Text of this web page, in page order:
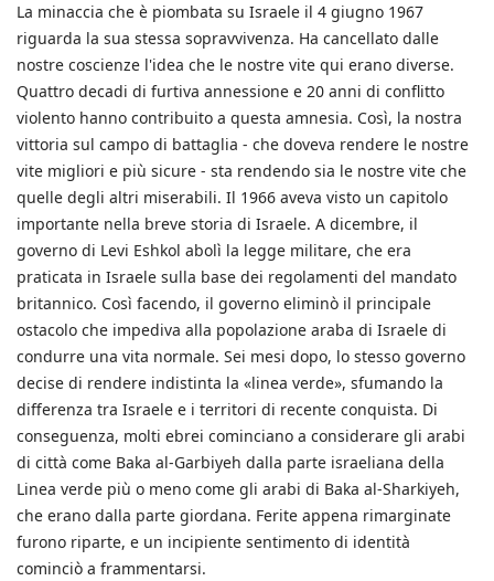
La minaccia che è piombata su Israele il 4 giugno 1967
riguarda la sua stessa sopravvivenza. Ha cancellato dalle
nostre coscienze l'idea che le nostre vite qui erano diverse.
Quattro decadi di furtiva annessione e 20 anni di conflitto
violento hanno contribuito a questa amnesia. Così, la nostra
vittoria sul campo di battaglia - che doveva rendere le nostre
vite migliori e più sicure - sta rendendo sia le nostre vite che
quelle degli altri miserabili. Il 1966 aveva visto un capitolo
importante nella breve storia di Israele. A dicembre, il
governo di Levi Eshkol abolì la legge militare, che era
praticata in Israele sulla base dei regolamenti del mandato
britannico. Così facendo, il governo eliminò il principale
ostacolo che impediva alla popolazione araba di Israele di
condurre una vita normale. Sei mesi dopo, lo stesso governo
decise di rendere indistinta la «linea verde», sfumando la
differenza tra Israele e i territori di recente conquista. Di
conseguenza, molti ebrei cominciano a considerare gli arabi
di città come Baka al-Garbiyeh dalla parte israeliana della
Linea verde più o meno come gli arabi di Baka al-Sharkiyeh,
che erano dalla parte giordana. Ferite appena rimarginate
furono riparte, e un incipiente sentimento di identità
cominciò a frammentarsi.